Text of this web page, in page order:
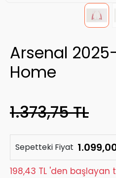
Arsenal
Home
1.373,75 TL
Sepetteki Fiyat
198,43 TL 'den başlayan